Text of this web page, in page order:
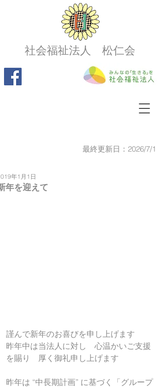
社会福祉法人 松仁会
最終更新日：2026/7/1
年を迎えて
年1月1日
謹んで新年のお喜びを申し上げます
昨年中は当法人に対し　心温かいご支援
を賜り　厚く御礼申し上げます
昨年は “中長期計画” に基づく「グループ